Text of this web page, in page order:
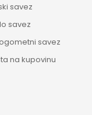
savez
savez
savez
na kupovinu